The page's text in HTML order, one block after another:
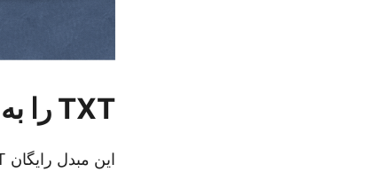
TXT را به JSON تبدیل کنید